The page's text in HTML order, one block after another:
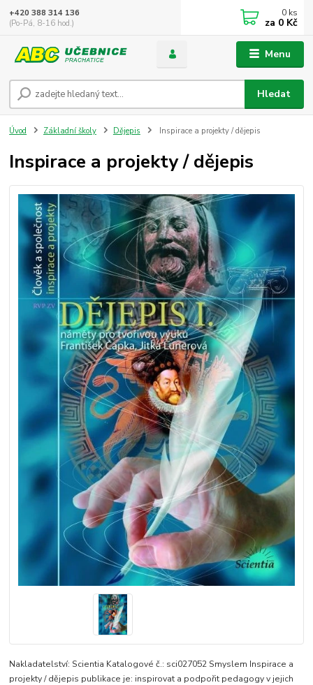
Menu
Hledat
+420 388 314 136
(Po-Pá, 8-16 hod.)
0 ks
za 0 Kč
Úvod Základní školy Dějepis Inspirace a projekty / dějepis
Inspirace a projekty / dějepis
Nakladatelství: Scientia Katalogové č.: sci027052 Smyslem Inspirace a
projekty / dějepis publikace je: inspirovat a podpořit pedagogy v jejich